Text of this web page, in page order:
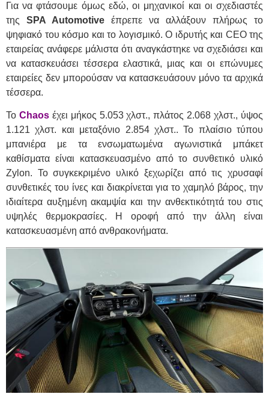
Για να φτάσουμε όμως εδώ, οι μηχανικοί και οι σχεδιαστές
της SPA Automotive έπρεπε να αλλάξουν πλήρως το
ψηφιακό του κόσμο και το λογισμικό. Ο ιδρυτής και CEO της
εταιρείας ανάφερε μάλιστα ότι αναγκάστηκε να σχεδιάσει και
να κατασκευάσει τέσσερα ελαστικά, μιας και οι επώνυμες
εταιρείες δεν μπορούσαν να κατασκευάσουν μόνο τα αρχικά
τέσσερα.
Το Chaosέχει μήκος 5.053 χλστ., πλάτος 2.068 χλστ., ύψος
1.121 χλστ. και μεταξόνιο 2.854 χλστ.. Το πλαίσιο τύπου
μπανιέρα με τα ενσωματωμένα αγωνιστικά μπάκετ
καθίσματα είναι κατασκευασμένο από το συνθετικό υλικό
Zylon. Το συγκεκριμένο υλικό ξεχωρίζει από τις χρυσαφί
συνθετικές του ίνες και διακρίνεται για το χαμηλό βάρος, την
ιδιαίτερα αυξημένη ακαμψία και την ανθεκτικότητά του στις
υψηλές θερμοκρασίες. Η οροφή από την άλλη είναι
κατασκευασμένη από ανθρακονήματα.